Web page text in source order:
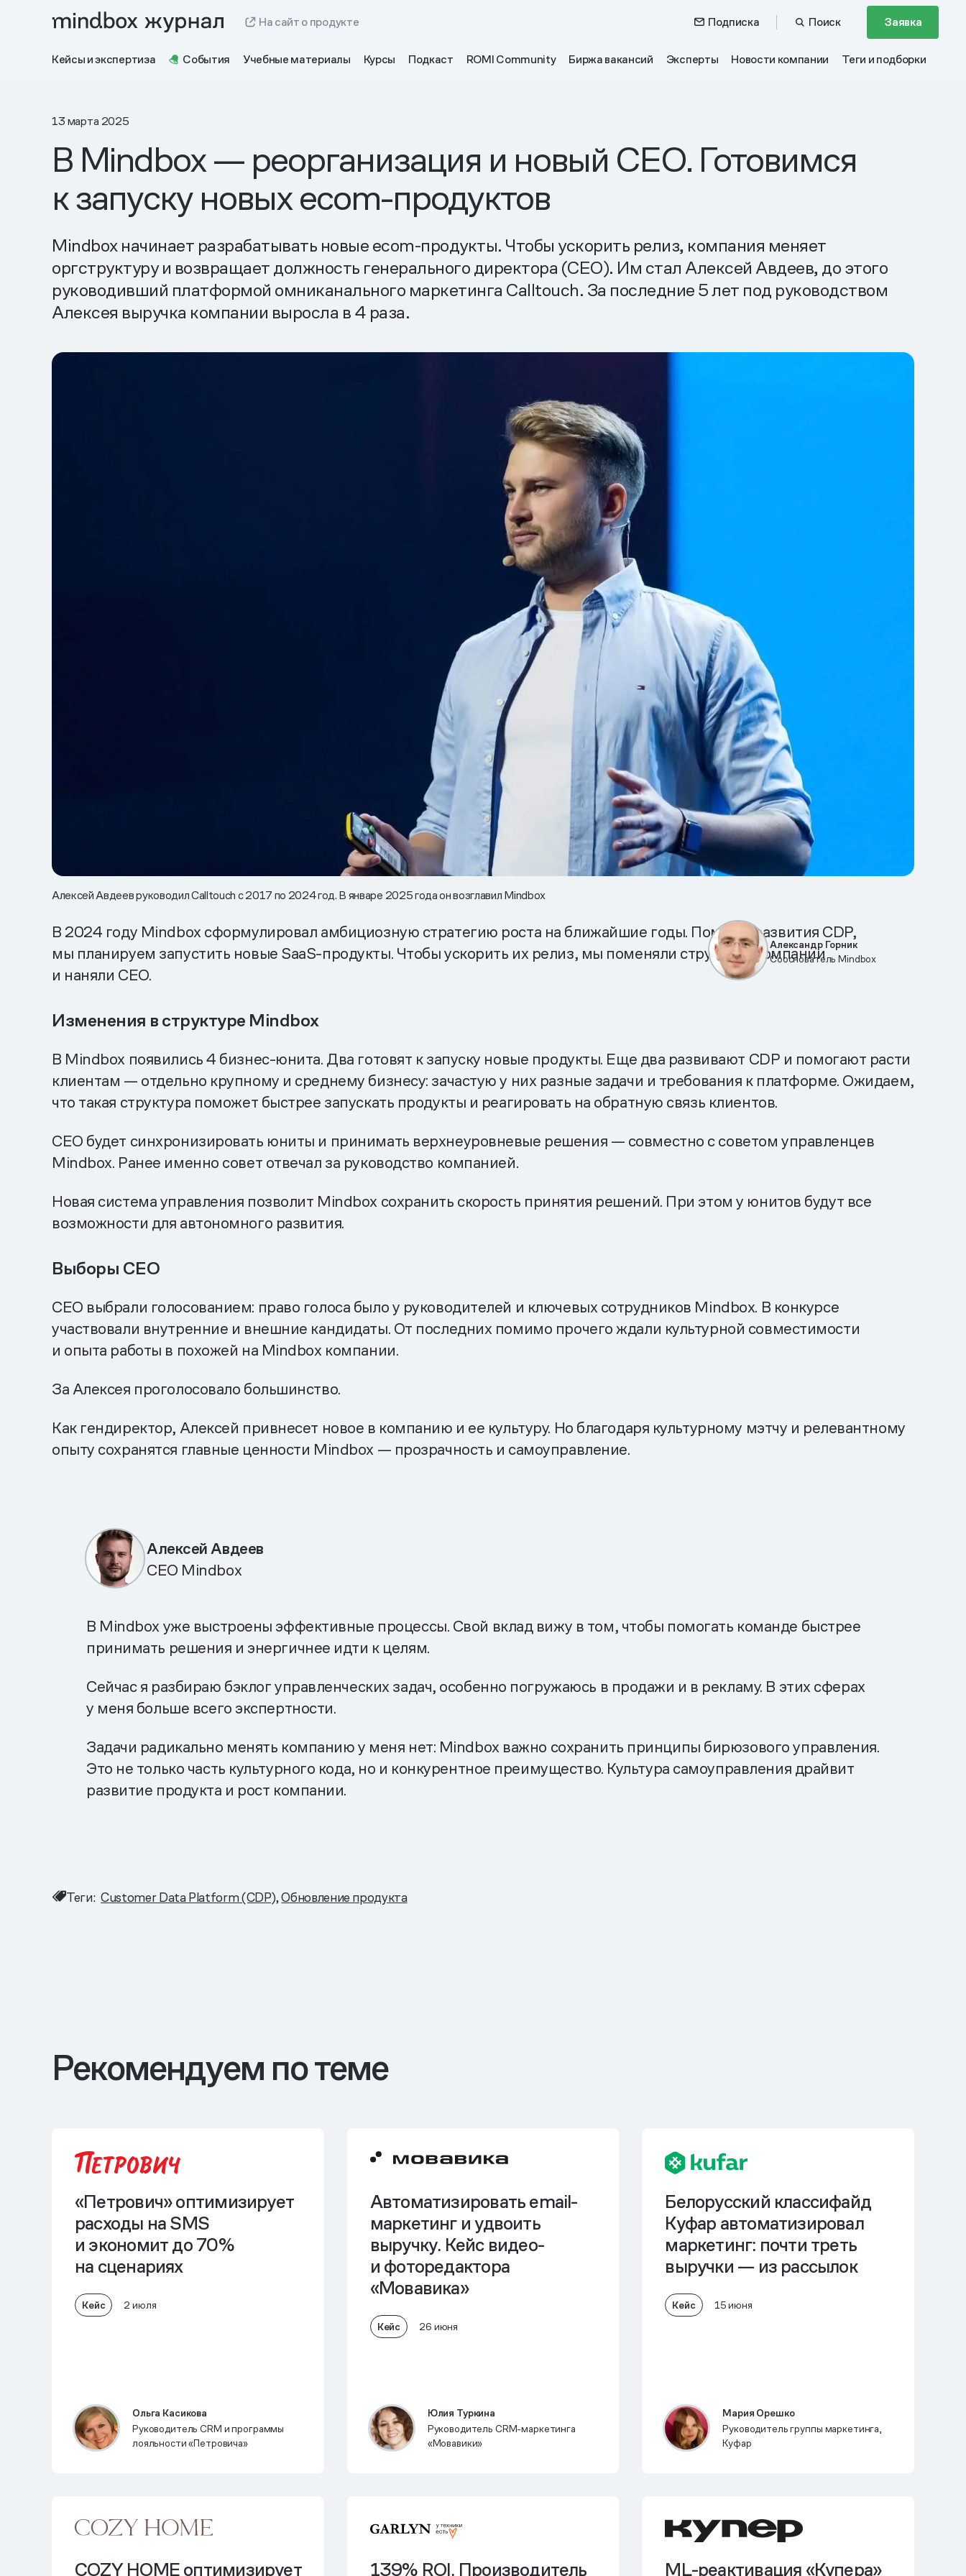
На сайт о продукте Подписка Поиск Заявка
Кейсы и экспертиза События Учебные материалы Курсы Подкаст ROMI Community Биржа вакансий Эксперты Новости компании Теги и подборки
13 марта 2025
В Mindbox — реорганизация и новый CEO. Готовимся
к запуску новых ecom-продуктов
Mindbox начинает разрабатывать новые ecom-продукты. Чтобы ускорить релиз, компания меняет
оргструктуру и возвращает должность генерального директора (CEO). Им стал Алексей Авдеев, до этого
руководивший платформой омниканального маркетинга Calltouch. За последние 5 лет под руководством
Алексея выручка компании выросла в 4 раза.
Алексей Авдеев руководил Calltouch с 2017 по 2024 год. В январе 2025 года он возглавил Mindbox
Александр Горник
Сооснователь Mindbox
В 2024 году Mindbox сформулировал амбициозную стратегию роста на ближайшие годы. Помимо развития CDP,
мы планируем запустить новые SaaS-продукты. Чтобы ускорить их релиз, мы поменяли структуру компании
и наняли CEO.
Изменения в структуре Mindbox
В Mindbox появились 4 бизнес-юнита. Два готовят к запуску новые продукты. Еще два развивают CDP и помогают расти
клиентам — отдельно крупному и среднему бизнесу: зачастую у них разные задачи и требования к платформе. Ожидаем,
что такая структура поможет быстрее запускать продукты и реагировать на обратную связь клиентов.
CEO будет синхронизировать юниты и принимать верхнеуровневые решения — совместно с советом управленцев
Mindbox. Ранее именно совет отвечал за руководство компанией.
Новая система управления позволит Mindbox сохранить скорость принятия решений. При этом у юнитов будут все
возможности для автономного развития.
Выборы CEO
CEO выбрали голосованием: право голоса было у руководителей и ключевых сотрудников Mindbox. В конкурсе
участвовали внутренние и внешние кандидаты. От последних помимо прочего ждали культурной совместимости
и опыта работы в похожей на Mindbox компании.
За Алексея проголосовало большинство.
Как гендиректор, Алексей привнесет новое в компанию и ее культуру. Но благодаря культурному мэтчу и релевантному
опыту сохранятся главные ценности Mindbox — прозрачность и самоуправление.
Алексей Авдеев
CEO Mindbox
В Mindbox уже выстроены эффективные процессы. Свой вклад вижу в том, чтобы помогать команде быстрее
принимать решения и энергичнее идти к целям.
Сейчас я разбираю бэклог управленческих задач, особенно погружаюсь в продажи и в рекламу. В этих сферах
у меня больше всего экспертности.
Задачи радикально менять компанию у меня нет: Mindbox важно сохранить принципы бирюзового управления.
Это не только часть культурного кода, но и конкурентное преимущество. Культура самоуправления драйвит
развитие продукта и рост компании.
Теги: Customer Data Platform (CDP) Обновление продукта
Рекомендуем по теме
«Петрович» оптимизирует
расходы на SMS
и экономит до 70%
на сценариях
Кейс 2 июля
Ольга Касикова
Руководитель CRM и программы
лояльности «Петровича»
Автоматизировать email-
маркетинг иудвоить
выручку. Кейс видео-
и фоторедактора
«Мовавика»
Кейс 26 июня
Юлия Туркина
Руководитель CRM-маркетинга
«Мовавики»
Белорусский классифайд
Куфар автоматизировал
маркетинг: почти треть
выручки — из рассылок
Кейс 15 июня
Мария Орешко
Руководитель группы маркетинга,
Куфар
COZY HOME оптимизирует 139% ROI. Производитель ML-реактивация «Купера»